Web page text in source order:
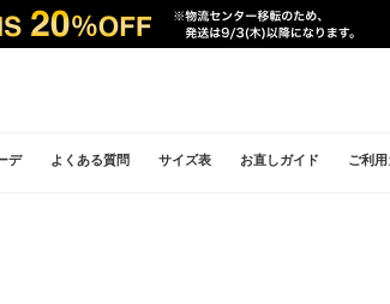
デ よくある質問 サイズ表 お直しガイド ご利用